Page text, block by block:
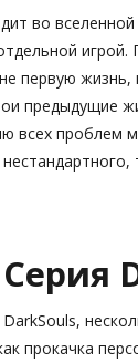
во
первую
предыдущие
всех проблем
Серия
прокачка